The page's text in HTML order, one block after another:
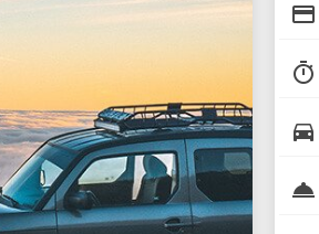
credit_card
timer
directions_car
room_service